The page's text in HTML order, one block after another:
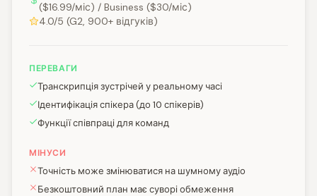
($16.99/міс) / Business ($30/міс)
4.0/5 (G2, 900+ відгуків)
ПЕРЕВАГИ
Транскрипція зустрічей у реальному часі
Ідентифікація спікера (до 10 спікерів)
Функції співпраці для команд
МІНУСИ
Точність може змінюватися на шумному аудіо
Безкоштовний план має суворі обмеження